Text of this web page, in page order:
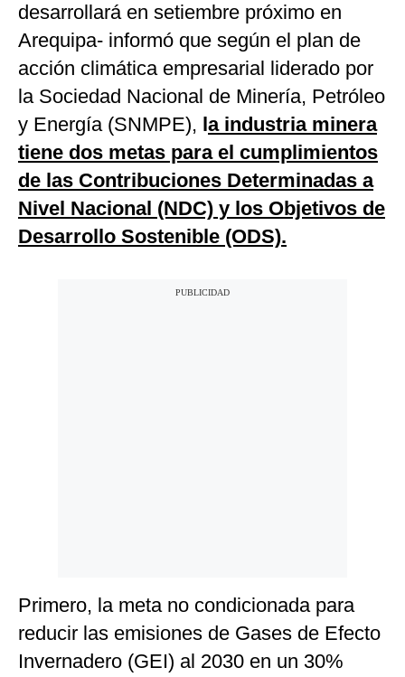
desarrollará en setiembre próximo en
Arequipa- informó que según el plan de
acción climática empresarial liderado por
la Sociedad Nacional de Minería, Petróleo
y Energía (SNMPE), la industria minera
tiene dos metas para el cumplimientos
de las Contribuciones Determinadas a
Nivel Nacional (NDC) y los Objetivos de
Desarrollo Sostenible (ODS).
Primero, la meta no condicionada para
reducir las emisiones de Gases de Efecto
Invernadero (GEI) al 2030 en un 30%